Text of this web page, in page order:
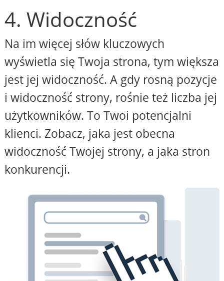
4. Widoczność
Na im więcej słów kluczowych
wyświetla się Twoja strona, tym większa
jest jej widoczność. A gdy rosną pozycje
i widoczność strony, rośnie też liczba jej
użytkowników. To Twoi potencjalni
klienci. Zobacz, jaka jest obecna
widoczność Twojej strony, a jaka stron
konkurencji.